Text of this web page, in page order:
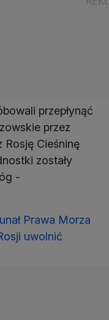
przepłynąć
przez
Rosję Cieśninę
zostały
-
Prawa Morza
uwolnić